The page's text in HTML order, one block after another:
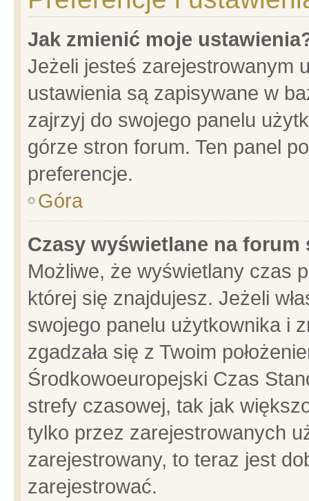
Jak zmienić moje
Jeżeli jesteś zarejestrowanym
ustawienia są zapisywane w
zajrzyj do swojego panelu
górze stron forum. Ten panel
preferencje.
Góra
Czasy wyświetlane na forum
Możliwe, że wyświetlany czas
której się znajdujesz. Jeżeli
swojego panelu użytkownika i
zgadzała się z Twoim
Środkowoeuropejski Czas
strefy czasowej, tak jak
tylko przez zarejestrowanych
zarejestrowany, to teraz jest
zarejestrować.